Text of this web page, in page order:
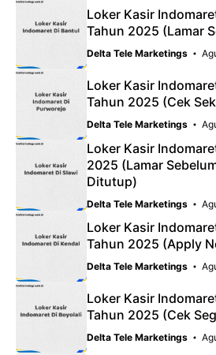
Loker Kasir
Tahun 2025 (Lamar
Delta Tele Marketings
Loker Kasir
Tahun 2025 (Cek
Delta Tele Marketings
Loker Kasir
2025 (Lamar
Ditutup)
Delta Tele Marketings
Loker Kasir
Tahun 2025 (Apply
Delta Tele Marketings
Loker Kasir
Tahun 2025 (Cek
Delta Tele Marketings